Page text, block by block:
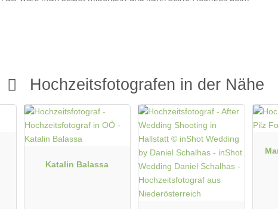
Hochzeitsfotografen in der Nähe
Katalin Balassa